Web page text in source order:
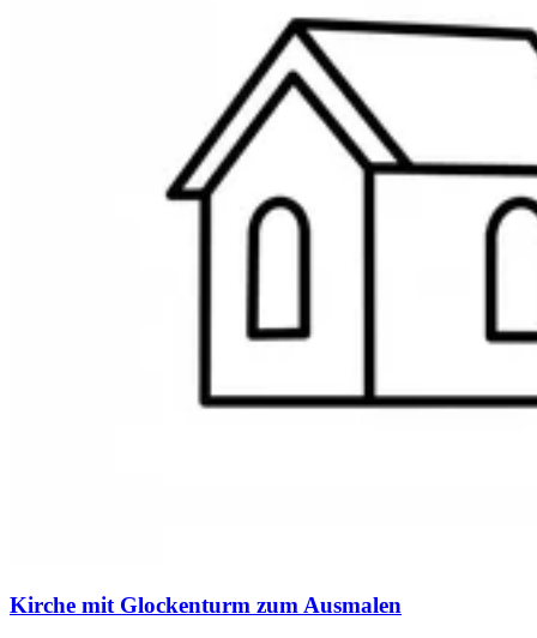
Kirche mit Glockenturm zum Ausmalen